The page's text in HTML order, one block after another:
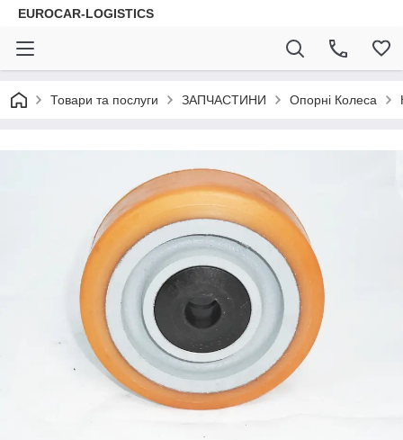
EUROCAR-LOGISTICS
Товари та послуги ЗАПЧАСТИНИ Опорні Колеса